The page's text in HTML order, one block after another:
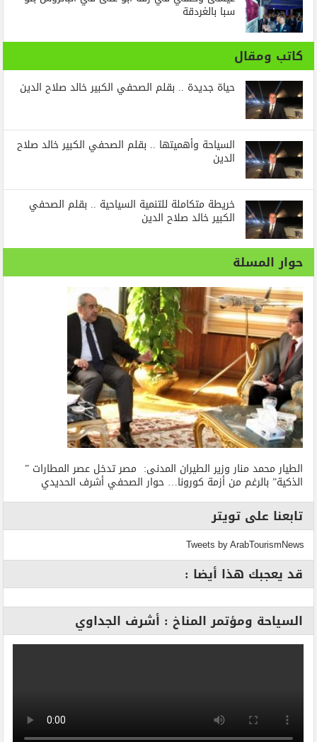
سبا بالغردقة
كاتب ومقال
حياة جديدة .. بقلم الصحفي الكبير خالد صلاح الدين
السياحة وأهميتها .. بقلم الصحفي الكبير خالد صلاح
الدين
خريطة متكاملة للتنمية السياحية .. بقلم الصحفي
الكبير خالد صلاح الدين
حوار المسلة
الطيار محمد منار وزير الطيران المدنى: مصر تدخل عصر المطارات ”
الذكية” بالرغم من أزمة كورونا… حوار الصحفي أشرف الحديدي
تابعنا على تويتر
Tweets by ArabTourismNews
قد يعجبك هذا أيضا :
السياحة ومؤتمر المناخ : أشرف الجداوي